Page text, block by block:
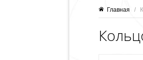
Главная /